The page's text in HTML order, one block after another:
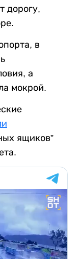
дорогу,
в
а
мокрой.
ящиков”